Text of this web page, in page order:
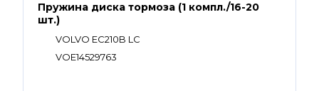
Пружина диска тормоза (1 компл./16-20
шт.)
VOLVO EC210B LC
VOE14529763